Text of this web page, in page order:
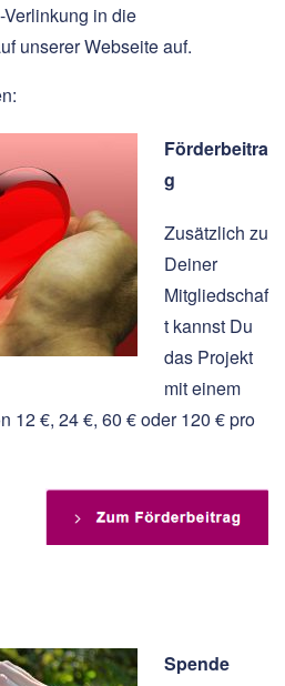
in die
unserer Webseite auf.
Förderbeitra
g
Zusätzlich zu
Deiner
Mitgliedschaf
t kannst Du
das Projekt
mit einem
12 €, 24 €, 60 € oder 120 € pro
Spende